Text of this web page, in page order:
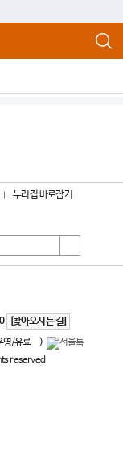
누리집 바로잡기
[찾아오시는 길]
영/유료
)
reserved